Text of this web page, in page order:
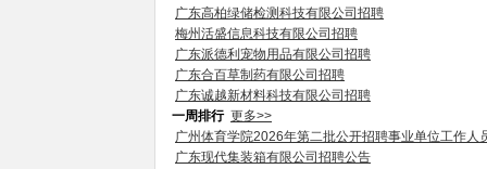
广东高柏绿储检测科技有限公司招聘
梅州活盛信息科技有限公司招聘
广东派德利宠物用品有限公司招聘
广东合百草制药有限公司招聘
广东诚越新材料科技有限公司招聘
一周排行 更多>>
广州体育学院2026年第二批公开招聘事业单位工作人
广东现代集装箱有限公司招聘公告